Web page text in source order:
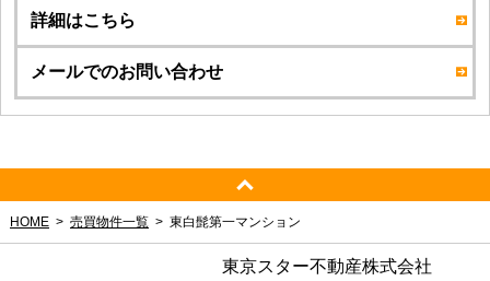
詳細はこちら
メールでのお問い合わせ
HOME 売買物件一覧 東白髭第一マンション
東京スター不動産株式会社